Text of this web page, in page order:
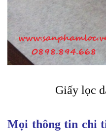
Giấy lọc
Mọi thông tin chi